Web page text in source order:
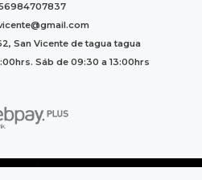
San Vicente de tagua tagua
Sáb de 09:30 a 13:00hrs
© 2026